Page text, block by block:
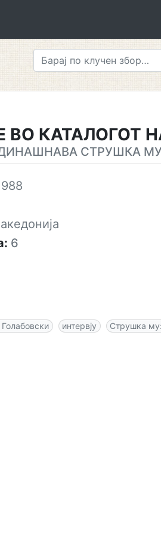
КАТАЛОГОТ
СТРУШКА
6
интервју Струшка